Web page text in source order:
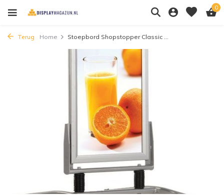
0
Terug Home Stoepbord Shopstopper Classic ...